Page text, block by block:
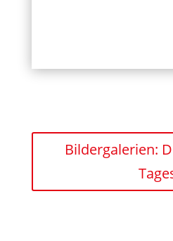
Bildergalerien: